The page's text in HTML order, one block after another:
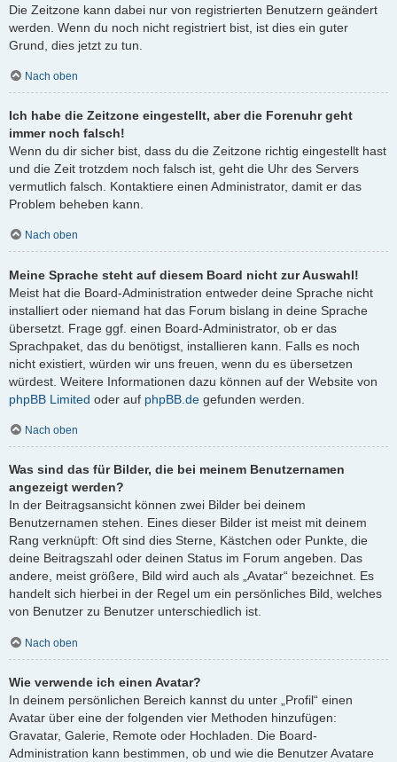
Die Zeitzone kann dabei nur von registrierten Benutzern geändert
werden. Wenn du noch nicht registriert bist, ist dies ein guter
Grund, dies jetzt zu tun.
Nach oben
Ich habe die Zeitzone eingestellt, aber die Forenuhr geht
immer noch falsch!
Wenn du dir sicher bist, dass du die Zeitzone richtig eingestellt hast
und die Zeit trotzdem noch falsch ist, geht die Uhr des Servers
vermutlich falsch. Kontaktiere einen Administrator, damit er das
Problem beheben kann.
Nach oben
Meine Sprache steht auf diesem Board nicht zur Auswahl!
Meist hat die Board-Administration entweder deine Sprache nicht
installiert oder niemand hat das Forum bislang in deine Sprache
übersetzt. Frage ggf. einen Board-Administrator, ob er das
Sprachpaket, das du benötigst, installieren kann. Falls es noch
nicht existiert, würden wir uns freuen, wenn du es übersetzen
würdest. Weitere Informationen dazu können auf der Website von
phpBB Limited oder auf phpBB.de gefunden werden.
Nach oben
Was sind das für Bilder, die bei meinem Benutzernamen
angezeigt werden?
In der Beitragsansicht können zwei Bilder bei deinem
Benutzernamen stehen. Eines dieser Bilder ist meist mit deinem
Rang verknüpft: Oft sind dies Sterne, Kästchen oder Punkte, die
deine Beitragszahl oder deinen Status im Forum angeben. Das
andere, meist größere, Bild wird auch als „Avatar“ bezeichnet. Es
handelt sich hierbei in der Regel um ein persönliches Bild, welches
von Benutzer zu Benutzer unterschiedlich ist.
Nach oben
Wie verwende ich einen Avatar?
In deinem persönlichen Bereich kannst du unter „Profil“ einen
Avatar über eine der folgenden vier Methoden hinzufügen:
Gravatar, Galerie, Remote oder Hochladen. Die Board-
Administration kann bestimmen, ob und wie die Benutzer Avatare